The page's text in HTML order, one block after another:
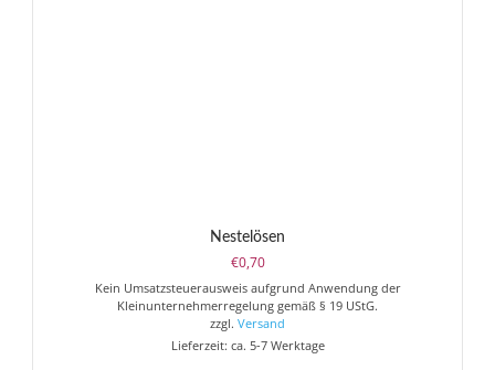
Nestelösen
€0,70
Kein Umsatzsteuerausweis aufgrund Anwendung der
Kleinunternehmerregelung gemäß § 19 UStG.
zzgl. Versand
Lieferzeit: ca. 5-7 Werktage